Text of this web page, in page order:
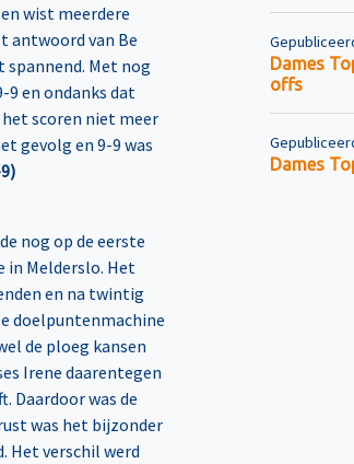
wist meerdere
antwoord van Be
spannend. Met nog
9 en ondanks dat
scoren niet meer
gevolg en 9-9 was
nog op de eerste
in Melderslo. Het
en na twintig
doelpuntenmachine
de ploeg kansen
Irene daarentegen
Daardoor was de
was het bijzonder
Het verschil werd
Dames
offs
Dames